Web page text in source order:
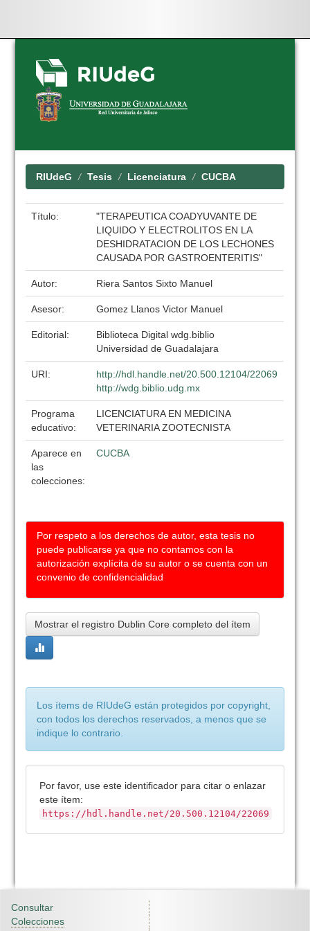
Skip
navigation
RIUdeG Tesis Licenciatura CUCBA
Título:
"TERAPEUTICA COADYUVANTE DE
LIQUIDO Y ELECTROLITOS EN LA
DESHIDRATACION DE LOS LECHONES
CAUSADA POR GASTROENTERITIS"
Autor: Riera Santos Sixto Manuel
Asesor: Gomez Llanos Victor Manuel
Editorial:
Biblioteca Digital wdg.biblio
Universidad de Guadalajara
URI:
http://hdl.handle.net/20.500.12104/22069
http://wdg.biblio.udg.mx
Programa
educativo:
LICENCIATURA EN MEDICINA
VETERINARIA ZOOTECNISTA
Aparece en
las
colecciones:
CUCBA
Por respeto a los derechos de autor, esta tesis no
puede publicarse ya que no contamos con la
autorización explícita de su autor o se cuenta con un
convenio de confidencialidad
Mostrar el registro Dublin Core completo del ítem
Los ítems de RIUdeG están protegidos por copyright,
con todos los derechos reservados, a menos que se
indique lo contrario.
Por favor, use este identificador para citar o enlazar
este ítem:
https://hdl.handle.net/20.500.12104/22069
Consultar
Colecciones